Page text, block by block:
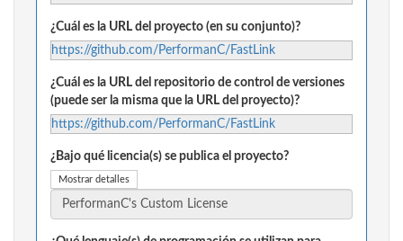
¿Cuál es la URL del proyecto (en su conjunto)?
https://github.com/PerformanC/FastLink
¿Cuál es la URL del repositorio de control de versiones
(puede ser la misma que la URL del proyecto)?
https://github.com/PerformanC/FastLink
¿Bajo qué licencia(s) se publica el proyecto?
Mostrar detalles